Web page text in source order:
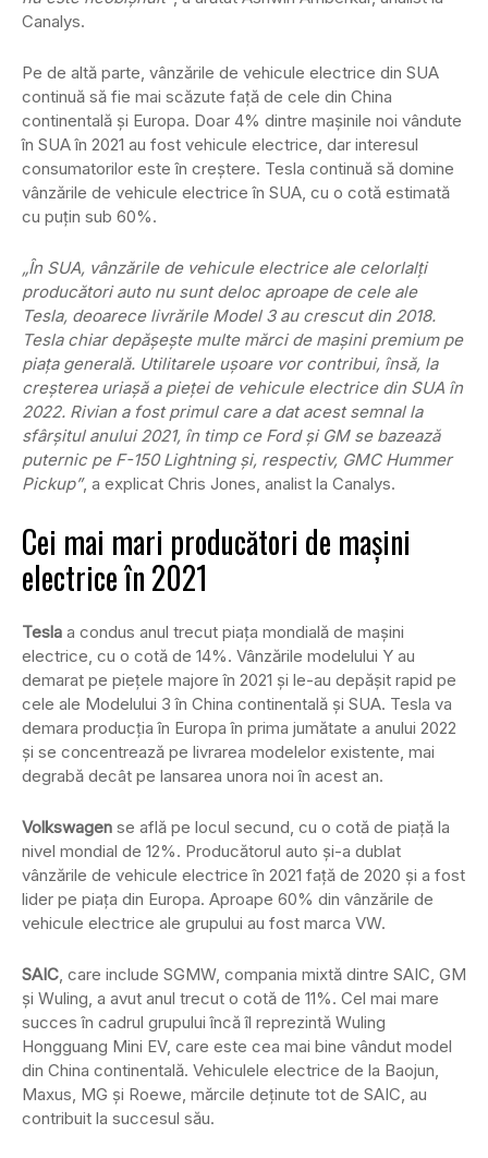
Canalys.
Pe de altă parte, vânzările de vehicule electrice din SUA
continuă să fie mai scăzute față de cele din China
continentală și Europa. Doar 4% dintre mașinile noi vândute
în SUA în 2021 au fost vehicule electrice, dar interesul
consumatorilor este în creștere. Tesla continuă să domine
vânzările de vehicule electrice în SUA, cu o cotă estimată
cu puțin sub 60%.
„În SUA, vânzările de vehicule electrice ale celorlalți
producători auto nu sunt deloc aproape de cele ale
Tesla, deoarece livrările Model 3 au crescut din 2018.
Tesla chiar depășește multe mărci de mașini premium pe
piața generală. Utilitarele ușoare vor contribui, însă, la
creșterea uriașă a pieței de vehicule electrice din SUA în
2022. Rivian a fost primul care a dat acest semnal la
sfârșitul anului 2021, în timp ce Ford și GM se bazează
puternic pe F-150 Lightning și, respectiv, GMC Hummer
Pickup”, a explicat Chris Jones, analist la Canalys.
Cei mai mari producători de mașini
electrice în 2021
Tesla a condus anul trecut piața mondială de mașini
electrice, cu o cotă de 14%. Vânzările modelului Y au
demarat pe piețele majore în 2021 și le-au depășit rapid pe
cele ale Modelului 3 în China continentală și SUA. Tesla va
demara producția în Europa în prima jumătate a anului 2022
și se concentrează pe livrarea modelelor existente, mai
degrabă decât pe lansarea unora noi în acest an.
Volkswagen se află pe locul secund, cu o cotă de piață la
nivel mondial de 12%. Producătorul auto și-a dublat
vânzările de vehicule electrice în 2021 față de 2020 și a fost
lider pe piața din Europa. Aproape 60% din vânzările de
vehicule electrice ale grupului au fost marca VW.
SAIC, care include SGMW, compania mixtă dintre SAIC, GM
și Wuling, a avut anul trecut o cotă de 11%. Cel mai mare
succes în cadrul grupului încă îl reprezintă Wuling
Hongguang Mini EV, care este cea mai bine vândut model
din China continentală. Vehiculele electrice de la Baojun,
Maxus, MG și Roewe, mărcile deținute tot de SAIC, au
contribuit la succesul său.